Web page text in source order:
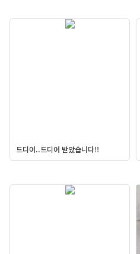
드디어..드디어 받았습니다!!